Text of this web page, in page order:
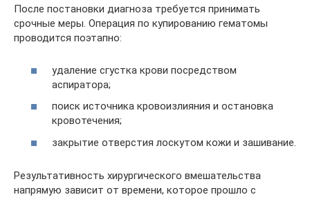
После постановки диагноза требуется принимать
срочные меры. Операция по купированию гематомы
проводится поэтапно:
удаление сгустка крови посредством
аспиратора;
поиск источника кровоизлияния и остановка
кровотечения;
закрытие отверстия лоскутом кожи и зашивание.
Результативность хирургического вмешательства
напрямую зависит от времени, которое прошло с